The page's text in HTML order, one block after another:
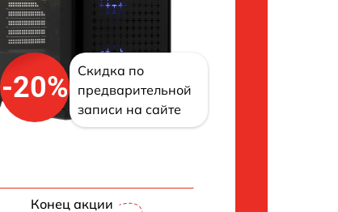
-20%
Скидка по
предварительной
записи на сайте
Конец акции